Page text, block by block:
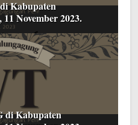
Kabupaten
November 2023.
di Kabupaten